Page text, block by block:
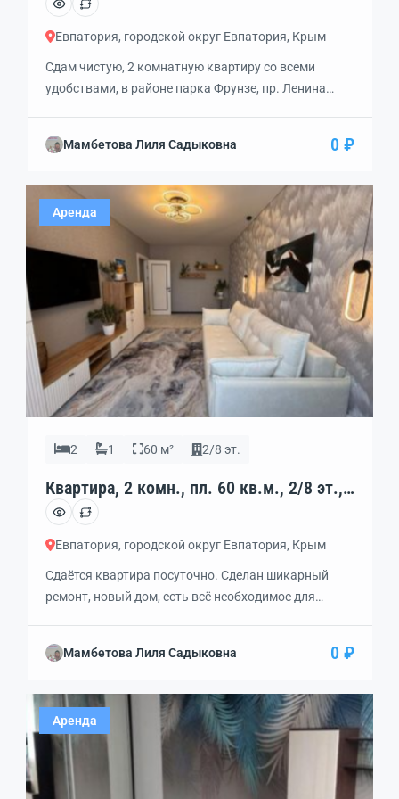
Евпатория, городской округ Евпатория, Крым
Сдам чистую, 2 комнатную квартиру со всеми
удобствами, в районе парка Фрунзе, пр. Ленина
постоянно, tv, wi-fi, чистый ухоженный подъезд
детская площадка, можно смело выглядывать в
окно и смотреть что делает ваш ребёнок, очень […]
Мамбетова Лиля Садыковна 0 ₽
Аренда
2 1 60 м² 2/8 эт.
Квартира, 2 комн., пл. 60 кв.м., 2/8 эт.,
код: 452829
Евпатория, городской округ Евпатория, Крым
Сдаётся квартира посуточно. Сделан шикарный
ремонт, новый дом, есть всё необходимое для
xoлoдильник с мoрозильной камepой, cтиpальнaя
плита с 4-мя комфорками, душевая кабинка с
тропическим душем. Большая кровать,
диван. Рядом развлекательный центр Авангард,
Мамбетова Лиля Садыковна 0 ₽
Аренда